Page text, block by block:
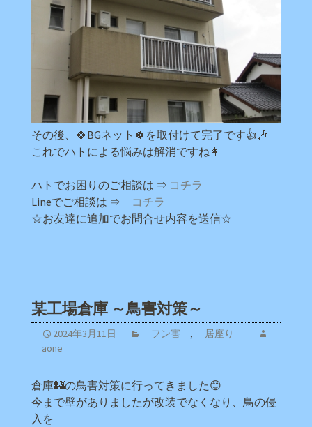
その後、🍀BGネット🍀を取付けて完了です👍🎶
これでハトによる悩みは解消ですね👩
ハトでお困りのご相談は ⇒ コチラ
Lineでご相談は ⇒ コチラ
☆お友達に追加でお問合せ内容を送信☆
某工場倉庫 ～鳥害対策～
2024年3月11日 フン害 ,
居座り
aone
倉庫🏰の鳥害対策に行ってきました😊
今まで壁がありましたが改装でなくなり、鳥の侵
入を